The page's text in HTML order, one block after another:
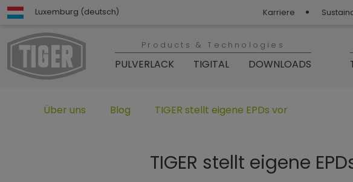
Luxemburg (deutsch) Karriere
Products & Technologies
PULVERLACK TIGITAL DOWNLOADS
Untermenü öffnen für „www.tiger-coatings.com“
Über uns Untermenü öffnen für „TIGER Group“
Blog Untermenü öffnen für „TIGER Blog“
TIGER stellt eigene EPDs vor
TIGER stellt eigene